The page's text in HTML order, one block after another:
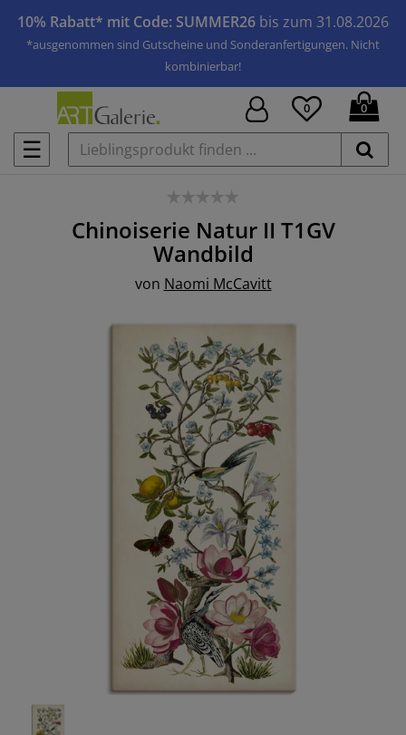
10% Rabatt* mit Code: SUMMER26 bis zum 31.08.2026
*ausgenommen sind Gutscheine und Sonderanfertigungen. Nicht
kombinierbar!
☰
0 0
Chinoiserie Natur II T1GV
Wandbild
von Naomi McCavitt